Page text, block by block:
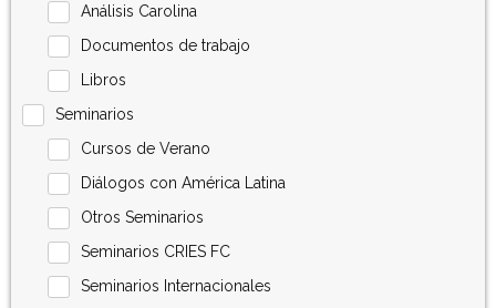
Análisis Carolina
Documentos de trabajo
Libros
Seminarios
Cursos de Verano
Diálogos con América Latina
Otros Seminarios
Seminarios CRIES FC
Seminarios Internacionales